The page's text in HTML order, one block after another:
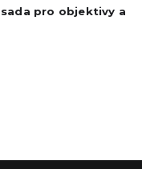
objektivy a